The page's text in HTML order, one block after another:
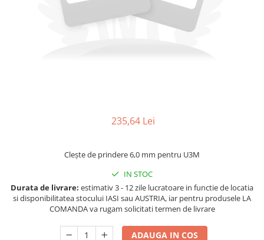
Strunguri CNC
Strunguri cu cutie de viteze
Masini de gaurit
Masini de gaurit - Vario - cu masa
si coloana
Masini de gaurit cu angrenaj, masa
Masini de gaurit cu coloana
235,64 Lei
Cleşte de prindere 6,0 mm pentru U3M
IN STOC
Durata de livrare: estimativ 3 - 12 zile lucratoare in functie de locatia
si disponibilitatea stocului IASI sau AUSTRIA, iar pentru produsele LA
COMANDA va rugam solicitati termen de livrare
ADAUGA IN COS